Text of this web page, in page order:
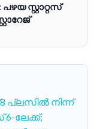
സ്റ്റാറ്റസ്
പ്ലസിൽ നിന്ന്
ലേക്ക്;